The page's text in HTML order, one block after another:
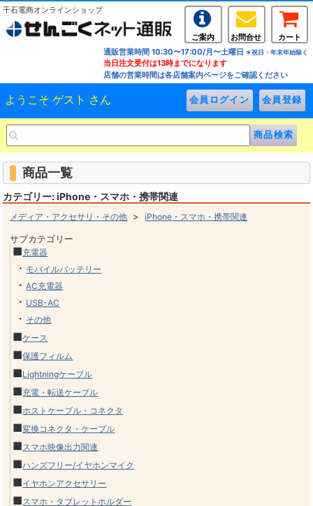
千石電商オンラインショップ
ご案内 お問合せ
カート
通販営業時間 10:30〜17:00/月〜土曜日 ※祝日・年末年始除く
当日注文受付は13時までになります
店舗の営業時間は各店舗案内ページをご確認ください
ようこそ ゲスト さん
商品一覧
カテゴリー: iPhone・スマホ・携帯関連
メディア・アクセサリ・その他 >iPhone・スマホ・携帯関連
サブカテゴリー
■充電器
・ モバイルバッテリー
・AC充電器
・ USB-AC
・ その他
■ケース
■保護フィルム
■Lightningケーブル
■充電・転送ケーブル
■ホストケーブル・コネクタ
■変換コネクタ・ケーブル
■スマホ映像出力関連
■ハンズフリー/イヤホンマイク
■イヤホンアクセサリー
■スマホ・タブレットホルダー